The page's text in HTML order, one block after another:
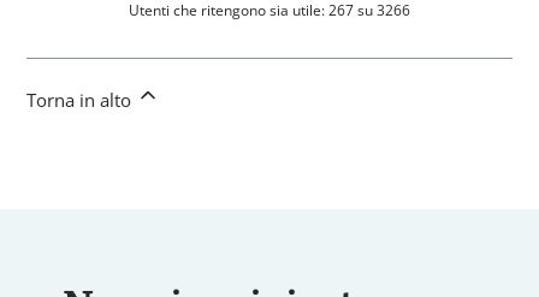
Utenti che ritengono sia utile: 267 su 3266
Torna in alto